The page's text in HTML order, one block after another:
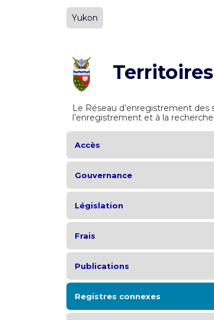
Yukon
Le Réseau d’enregistrement
l’enregistrement et à la
Accès
Gouvernance
Législation
Frais
Publications
Registres connexes